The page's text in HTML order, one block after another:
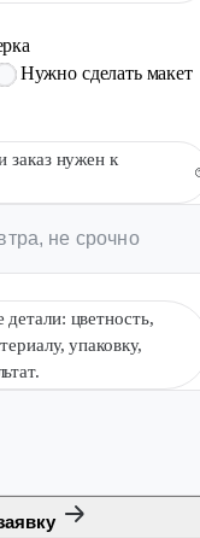
Нужно сделать макет
заказ нужен к
цветность,
упаковку,